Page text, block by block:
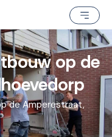
op de
de Amperestraat,